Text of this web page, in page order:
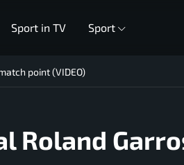
Sport in TV Sport
point (VIDEO)
Roland